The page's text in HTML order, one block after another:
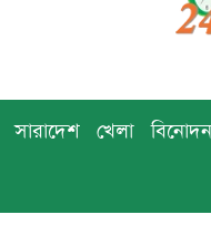
সারাদেশ খেলা বিনোদন